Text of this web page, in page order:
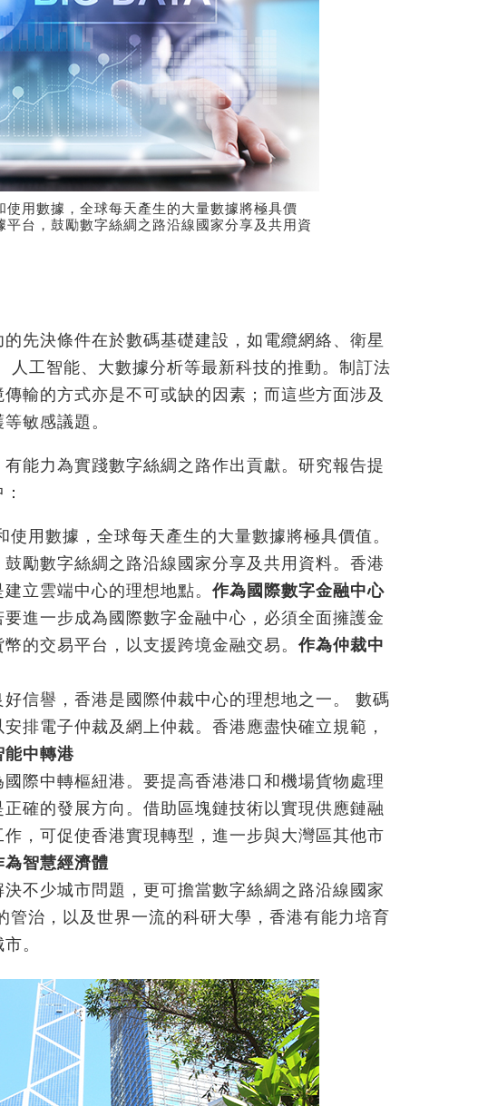
用數據，全球每天產生的大量數據將極具價
台，鼓勵數字絲綢之路沿線國家分享及共用資
先決條件在於數碼基礎建設，如電纜網絡、衛星
人工智能、大數據分析等最新科技的推動。制訂法
輸的方式亦是不可或缺的因素；而這些方面涉及
敏感議題。
能力為實踐數字絲綢之路作出貢獻。研究報告提
用數據，全球每天產生的大量數據將極具價值。
勵數字絲綢之路沿線國家分享及共用資料。香港
立雲端中心的理想地點。 作為國際數字金融中心
進一步成為國際數字金融中心，必須全面擁護金
的交易平台，以支援跨境金融交易。 作為仲裁中
信譽，香港是國際仲裁中心的理想地之一。 數碼
排電子仲裁及網上仲裁。香港應盡快確立規範，
能中轉港
際中轉樞紐港。要提高香港港口和機場貨物處理
確的發展方向。借助區塊鏈技術以實現供應鏈融
，可促使香港實現轉型，進一步與大灣區其他市
為智慧經濟體
不少城市問題，更可擔當數字絲綢之路沿線國家
管治，以及世界一流的科研大學，香港有能力培育
。